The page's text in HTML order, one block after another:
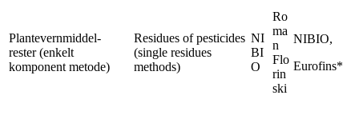
Plantevernmiddel-
rester (enkelt
komponent metode)
Residues of pesticides
(single residues
methods)
NI
BI
O
Ro
ma
n
Flo
rin
ski
NIBIO,
Eurofins*